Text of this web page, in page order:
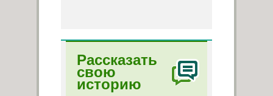
Рассказать
свою
историю